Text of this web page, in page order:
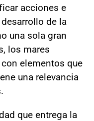
acciones e
de la
una sola gran
los mares
elementos que
una relevancia
.
que entrega la